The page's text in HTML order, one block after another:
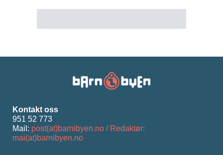
Kontakt oss
951 52 773
Mail: post(at)barnibyen.no / Redaktør:
mai(at)barnibyen.no